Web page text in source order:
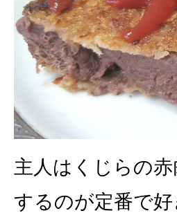
主人はくじらの
するのが定番で